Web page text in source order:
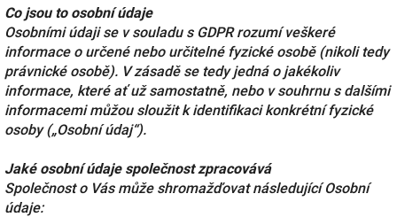
Co jsou to osobní údaje
Osobními údaji se v souladu s GDPR rozumí veškeré
informace o určené nebo určitelné fyzické osobě (nikoli tedy
právnické osobě). V zásadě se tedy jedná o jakékoliv
informace, které ať už samostatně, nebo v souhrnu s dalšími
informacemi můžou sloužit k identifikaci konkrétní fyzické
osoby („Osobní údaj“).
Jaké osobní údaje společnost zpracovává
Společnost o Vás může shromažďovat následující Osobní
údaje: